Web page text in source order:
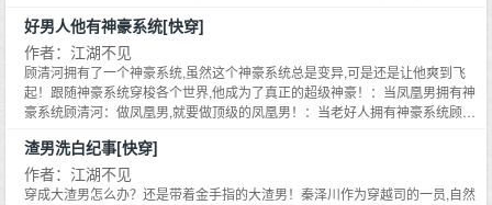
子,亲生的。小恶魔沈明泉很奇怪,眨巴着眼睛看向爸爸。爸爸,我知
道你喜欢给别人养儿子,你放心！我也喜欢给别人当儿子！沈长清更
觉得自己要疯了,为了证明自己只爱亲儿子,只能把这个儿子宠上
天！！*******在小恶魔沈明泉的影响下,一个个本来应该下场惨淡的
反派爸爸,竟然都变成了让人崇拜又敬重的三好男人！【众爸爸：呵
呵,你们知道我为了让儿子不学坏有多拼命么？】*****【这是一个小
恶魔努力朝着反派爸爸看齐,却把反派爸爸逼成好男人的故事！】
******完结快穿男主文亲们可以先看看哈！******《好男人他有金手指
跳的？？？这医疗水平简直逆天啊！！！娱乐圈男明星的灵异玩偶系统原主：
看我用灵异玩偶诅咒我对家！快快倒霉！都给我倒霉！！！秦浪：哎呦呦别哭
了！都是爸爸的好孩子,爸爸绝对超级超级喜欢你们的！爱你们呦~比心！【还
是改成了金手指系列,写小孩子不顺手,希望大家理解哈！爱你们！新书日三！V
后日九！依旧是金手指系列大爽文哈！】******下本开《我爸是大反派[快穿]》
*****沈明泉来自于恶魔深渊最低级的小恶魔,崇尚强大的灵魂。一朝被拯救反派
爸爸系统绑定了,整只恶魔都开心爆了。：校园文的反派爸爸十八岁的沈匡浪留
级高二,被父母厌弃,自甘堕落,染着一头绿头发,是个活生生的杀马特。然后他遇
到了自己的小恶魔儿子。沈明泉染了跟爸爸一样绿色的头发美滋滋：爸爸你看
他就一普通人，又该如何养活这十万大军？难不成真的要去撸网络借贷？送富
士康打工外加拼多多么？今天的秦渊也是为了死士们操碎心的一天呢！***重活
一次的死士们也一个个都很心疼自家皇帝陛下***大太监秦乐文看到自家陛下穿
的布衣麻衫，心疼的一哭哭成了顶流。宫中一品女官梁姝看到自家陛下为她们
的生计忧愁，立刻开公司成了女强人日入百万。锦衣卫指挥使郭岩看到自家陛
兰初，南晋大将军秦烈，三元及第状元郎肖文博，帝王乳母万琼兰……这一个
个顶尖人才随着秦渊的怀念降临在新的时代，却依旧忠心耿耿的奉养着他们的
皇帝陛下……【全员满级大佬降临文！希望大家喜欢么么哒！】******接档姐妹
好男人他有神豪系统[快穿]
作者：江湖不见
顾清河拥有了一个神豪系统,虽然这个神豪系统总是变异,可是还是让他爽到飞
起！跟随神豪系统穿梭各个世界,他成为了真正的超级神豪！：当凤凰男拥有神
豪系统顾清河：做凤凰男,就要做顶级的凤凰男！：当老好人拥有神豪系统顾清
都红了,不红我来捧！：当恋综嘉宾拥有神豪系统顾清河：我这个人没啥能力,钞
能力算不算？：当假少爷拥有神豪系统顾清河：我可不稀罕豪门,我自己就是豪
门。在一路炫富打脸的路上,顾清河也从一个低调奢华的有钱人变成了一个庸俗
渣男洗白纪事[快穿]
作者：江湖不见
穿成大渣男怎么办？还是带着金手指的大渣男！秦泽川作为穿越司的一员,自然